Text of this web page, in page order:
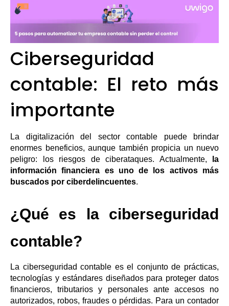
Ciberseguridad
contable: El reto más
importante
La digitalización del sector contable puede brindar
enormes beneficios, aunque también propicia un nuevo
peligro: los riesgos de ciberataques. Actualmente,
la
información financiera es uno de los activos más
buscados por ciberdelincuentes.
¿Qué es la ciberseguridad
contable?
La ciberseguridad contable es el conjunto de prácticas,
tecnologías y estándares diseñados para proteger datos
financieros, tributarios y personales ante accesos no
autorizados, robos, fraudes o pérdidas. Para un contador